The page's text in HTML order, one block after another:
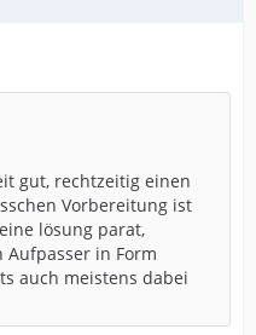
gut, rechtzeitig einen
Vorbereitung ist
lösung parat,
in Form
auch meistens dabei